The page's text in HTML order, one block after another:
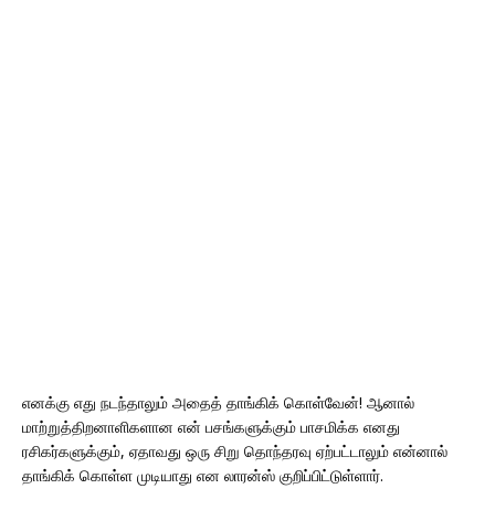
எனக்கு எது நடந்தாலும் அதைத் தாங்கிக் கொள்வேன்! ஆனால்
மாற்றுத்திறனாளிகளான என் பசங்களுக்கும் பாசமிக்க எனது
ரசிகர்களுக்கும், ஏதாவது ஒரு சிறு தொந்தரவு ஏற்பட்டாலும் என்னால்
தாங்கிக் கொள்ள முடியாது என லாரன்ஸ் குறிப்பிட்டுள்ளார்.